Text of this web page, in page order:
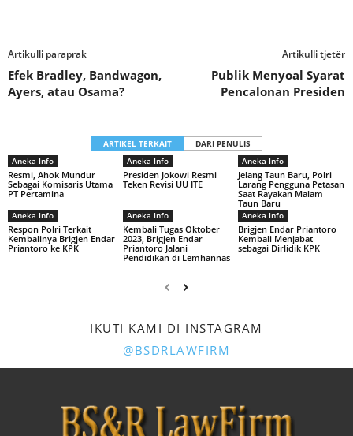
Artikulli paraprak
Efek Bradley, Bandwagon,
Ayers, atau Osama?
Artikulli tjetër
Publik Menyoal Syarat
Pencalonan Presiden
ARTIKEL TERKAIT
DARI PENULIS
Aneka Info
Resmi, Ahok Mundur
Sebagai Komisaris Utama
PT Pertamina
Aneka Info
Presiden Jokowi Resmi
Teken Revisi UU ITE
Aneka Info
Jelang Taun Baru, Polri
Larang Pengguna Petasan
Saat Rayakan Malam
Taun Baru
Aneka Info
Respon Polri Terkait
Kembalinya Brigjen Endar
Priantoro ke KPK
Aneka Info
Kembali Tugas Oktober
2023, Brigjen Endar
Priantoro Jalani
Pendidikan di Lemhannas
Aneka Info
Brigjen Endar Priantoro
Kembali Menjabat
sebagai Dirlidik KPK
IKUTI KAMI DI INSTAGRAM
@BSDRLAWFIRM